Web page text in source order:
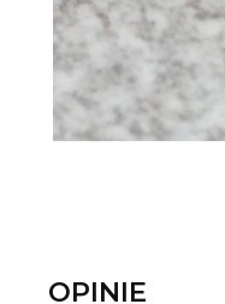
OPINIE